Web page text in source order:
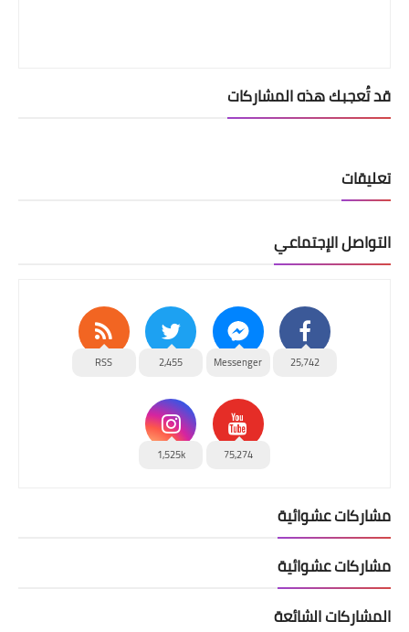
قد تُعجبك هذه المشاركات
تعليقات
التواصل الإجتماعي
25,742
Messenger
2,455
RSS
75,274
1,525k
مشاركات عشوائية
مشاركات عشوائية
المشاركات الشائعة